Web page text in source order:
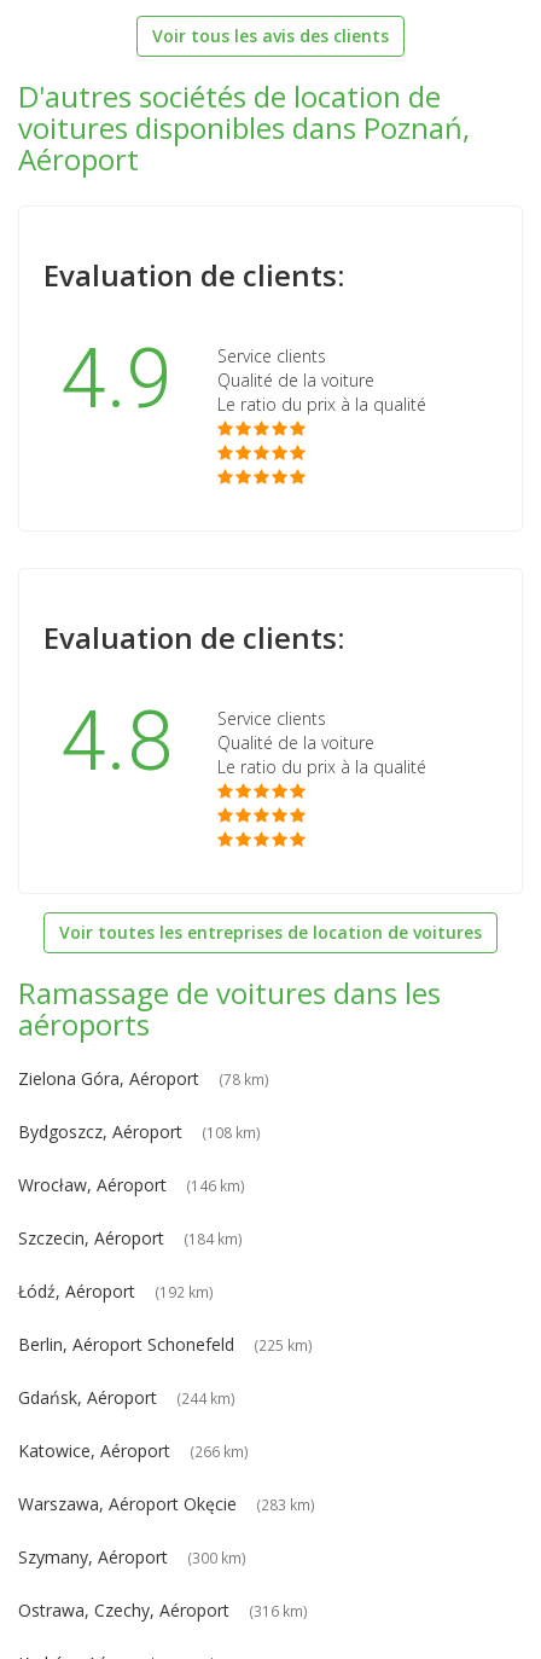
Voir tous les avis des clients
D'autres sociétés de location de
voitures disponibles dans Poznań,
Aéroport
Evaluation de clients:
4.9
Service clients
Qualité de la voiture
Le ratio du prix à la qualité
Evaluation de clients:
4.8
Service clients
Qualité de la voiture
Le ratio du prix à la qualité
Voir toutes les entreprises de location de voitures
Ramassage de voitures dans les
aéroports
Zielona Góra, Aéroport (78 km)
Bydgoszcz, Aéroport (108 km)
Wrocław, Aéroport (146 km)
Szczecin, Aéroport (184 km)
Łódź, Aéroport (192 km)
Berlin, Aéroport Schonefeld (225 km)
Gdańsk, Aéroport (244 km)
Katowice, Aéroport (266 km)
Warszawa, Aéroport Okęcie (283 km)
Szymany, Aéroport (300 km)
Ostrawa, Czechy, Aéroport (316 km)